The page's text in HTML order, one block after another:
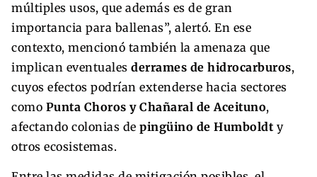
múltiples usos, que además es de gran
importancia para ballenas”, alertó. En ese
contexto, mencionó también la amenaza que
implican eventuales derrames de hidrocarburos,
cuyos efectos podrían extenderse hacia sectores
como Punta Choros y Chañaral de Aceituno,
afectando colonias de pingüino de Humboldt y
otros ecosistemas.